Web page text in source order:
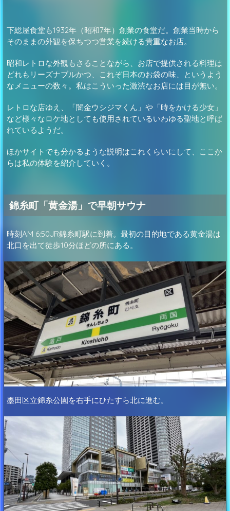
下総屋食堂も1932年（昭和7年）創業の食堂だ。創業当時から
そのままの外観を保ちつつ営業を続ける貴重なお店。
昭和レトロな外観もさることながら、お店で提供される料理は
どれもリーズナブルかつ、これぞ日本のお袋の味、というよう
なメニューの数々。私はこういった激渋なお店には目が無い。
レトロな店ゆえ、「闇金ウシジマくん」や「時をかける少女」
など様々なロケ地としても使用されているいわゆる聖地と呼ば
れているようだ。
ほかサイトでも分かるような説明はこれくらいにして、ここか
らは私の体験を紹介していく。
錦糸町「黄金湯」で早朝サウナ
時刻AM 6:50JR錦糸町駅に到着。最初の目的地である黄金湯は
北口を出て徒歩10分ほどの所にある。
墨田区立錦糸公園を右手にひたすら北に進む。